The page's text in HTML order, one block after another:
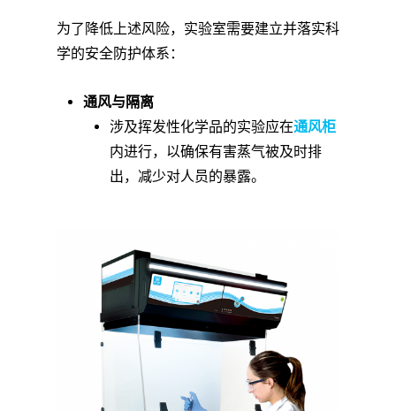
为了降低上述风险，实验室需要建立并落实科
学的安全防护体系：
通风与隔离
涉及挥发性化学品的实验应在通风柜
内进行，以确保有害蒸气被及时排
出，减少对人员的暴露。